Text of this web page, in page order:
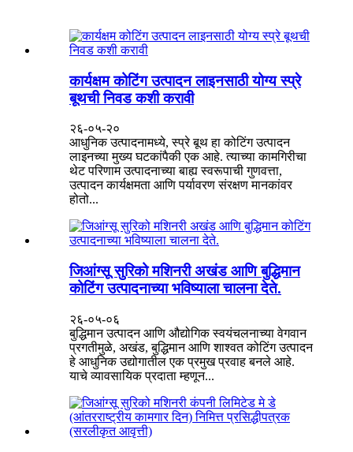
कार्यक्षम कोटिंग उत्पादन लाइनसाठी योग्य स्प्रे
बूथची निवड कशी करावी
२६-०५-२०
आधुनिक उत्पादनामध्ये, स्प्रे बूथ हा कोटिंग उत्पादन
लाइनच्या मुख्य घटकांपैकी एक आहे. त्याच्या कामगिरीचा
थेट परिणाम उत्पादनाच्या बाह्य स्वरूपाची गुणवत्ता,
उत्पादन कार्यक्षमता आणि पर्यावरण संरक्षण मानकांवर
होतो...
जिआंग्सू सुरिको मशिनरी अखंड आणि बुद्धिमान
कोटिंग उत्पादनाच्या भविष्याला चालना देते.
२६-०५-०६
बुद्धिमान उत्पादन आणि औद्योगिक स्वयंचलनाच्या वेगवान
प्रगतीमुळे, अखंड, बुद्धिमान आणि शाश्वत कोटिंग उत्पादन
हे आधुनिक उद्योगातील एक प्रमुख प्रवाह बनले आहे.
याचे व्यावसायिक प्रदाता म्हणून...